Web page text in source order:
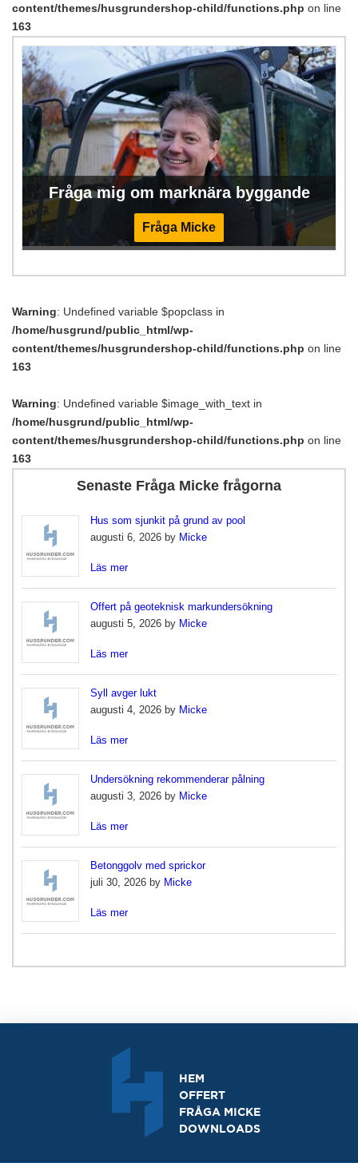
content/themes/husgrundershop-child/functions.php on line
163
Fråga mig om marknära byggande
Fråga Micke
Warning: Undefined variable $popclass in
/home/husgrund/public_html/wp-
content/themes/husgrundershop-child/functions.php on line
163
Warning: Undefined variable $image_with_text in
/home/husgrund/public_html/wp-
content/themes/husgrundershop-child/functions.php on line
163
Senaste Fråga Micke frågorna
Hus som sjunkit på grund av pool
augusti 6, 2026 by Micke
Läs mer
Offert på geoteknisk markundersökning
augusti 5, 2026 by Micke
Läs mer
Syll avger lukt
augusti 4, 2026 by Micke
Läs mer
Undersökning rekommenderar pålning
augusti 3, 2026 by Micke
Läs mer
Betonggolv med sprickor
juli 30, 2026 by Micke
Läs mer
HEM
OFFERT
FRÅGA MICKE
DOWNLOADS